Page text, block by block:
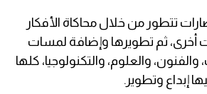
تتطور من خلال محاكاة الأفكار
أخرى، ثم تطويرها وإضافة لمسات
والعلوم، والتكنولوجيا، كلها
إبداع وتطوير.